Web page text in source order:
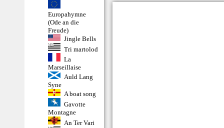
Europahymne
(Ode an die
Freude)
Jingle Bells
Tri martolod
La
Marseillaise
Auld Lang
Syne
A boat song
Gavotte
Montagne
An Ter Vari